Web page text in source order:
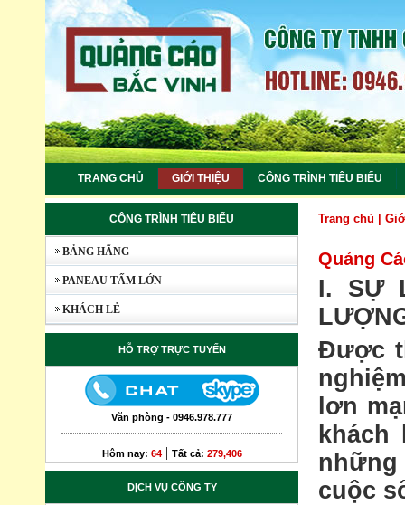
TRANG CHỦ GIỚI THIỆU CÔNG TRÌNH TIÊU BIỂU
CÔNG TRÌNH TIÊU BIỂU
BẢNG HÃNG
PANEAU TẤM LỚN
KHÁCH LẺ
HỖ TRỢ TRỰC TUYẾN
Văn phòng - 0946.978.777
Hôm nay: 64| Tất cả: 279,406
DỊCH VỤ CÔNG TY
Trang chủ
Quảng
I. SỰ
Được
lơn
những
cuộc